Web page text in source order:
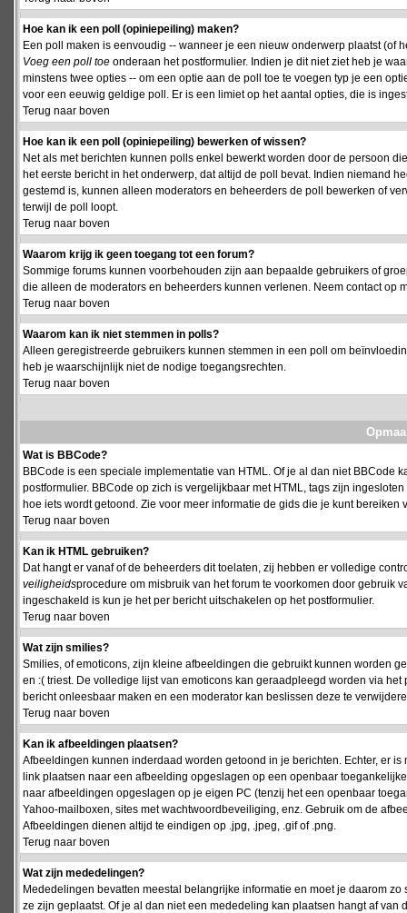
Hoe kan ik een poll (opiniepeiling) maken?
Een poll maken is eenvoudig -- wanneer je een nieuw onderwerp plaatst (of
Voeg een poll toe onderaan het postformulier. Indien je dit niet ziet heb je
minstens twee opties -- om een optie aan de poll toe te voegen typ je een
voor een eeuwig geldige poll. Er is een limiet op het aantal opties, die is
Terug naar boven
Hoe kan ik een poll (opiniepeiling) bewerken of wissen?
Net als met berichten kunnen polls enkel bewerkt worden door de persoon
het eerste bericht in het onderwerp, dat altijd de poll bevat. Indien niemand
gestemd is, kunnen alleen moderators en beheerders de poll bewerken of
terwijl de poll loopt.
Terug naar boven
Waarom krijg ik geen toegang tot een forum?
Sommige forums kunnen voorbehouden zijn aan bepaalde gebruikers of
die alleen de moderators en beheerders kunnen verlenen. Neem contact op
Terug naar boven
Waarom kan ik niet stemmen in polls?
Alleen geregistreerde gebruikers kunnen stemmen in een poll om
heb je waarschijnlijk niet de nodige toegangsrechten.
Terug naar boven
Wat is BBCode?
BBCode is een speciale implementatie van HTML. Of je al dan niet
postformulier. BBCode op zich is vergelijkbaar met HTML, tags zijn
hoe iets wordt getoond. Zie voor meer informatie de gids die je kunt bereiken
Terug naar boven
Kan ik HTML gebruiken?
Dat hangt er vanaf of de beheerders dit toelaten, zij hebben er volledige
veiligheidsprocedure om misbruik van het forum te voorkomen door gebruik
ingeschakeld is kun je het per bericht uitschakelen op het postformulier.
Terug naar boven
Wat zijn smilies?
Smilies, of emoticons, zijn kleine afbeeldingen die gebruikt kunnen worden
en :( triest. De volledige lijst van emoticons kan geraadpleegd worden via
bericht onleesbaar maken en een moderator kan beslissen deze te
Terug naar boven
Kan ik afbeeldingen plaatsen?
Afbeeldingen kunnen inderdaad worden getoond in je berichten. Echter, er
link plaatsen naar een afbeelding opgeslagen op een openbaar
naar afbeeldingen opgeslagen op je eigen PC (tenzij het een openbaar
Yahoo-mailboxen, sites met wachtwoordbeveiliging, enz. Gebruik om de
Afbeeldingen dienen altijd te eindigen op .jpg, .jpeg, .gif of .png.
Terug naar boven
Wat zijn mededelingen?
Mededelingen bevatten meestal belangrijke informatie en moet je daarom
ze zijn geplaatst. Of je al dan niet een mededeling kan plaatsen hangt af